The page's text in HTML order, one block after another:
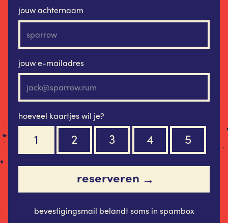
jouw achternaam
jouw e-mailadres
hoeveel kaartjes wil je?
1 2 3 4 5
reserveren →
bevestigingsmail belandt soms in spambox